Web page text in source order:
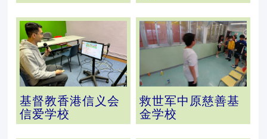
基督教香港信义会
信爱学校
救世军中原慈善基
金学校